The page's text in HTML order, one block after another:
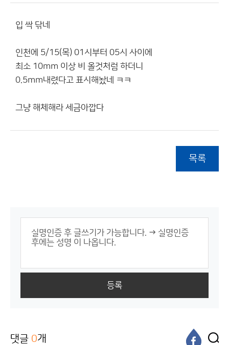
입 싹 닦네
인천에 5/15(목) 01시부터 05시 사이에
최소 10mm 이상 비 올것처럼 하더니
0.5mm내렸다고 표시해놨네 ㅋㅋ
그냥 해체해라 세금아깝다
목록
등록
댓글 0개